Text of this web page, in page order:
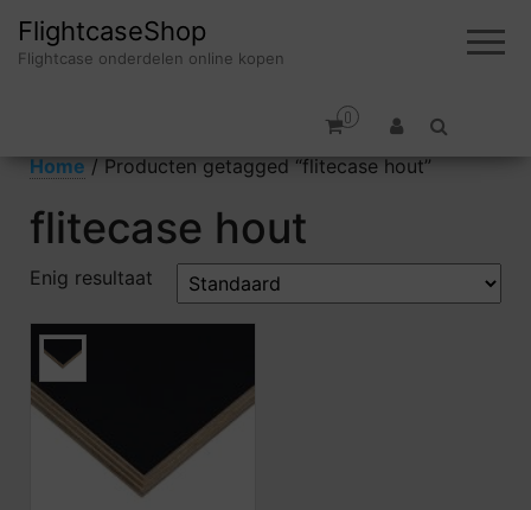
FlightcaseShop
Flightcase onderdelen online kopen
0
Home / Producten getagged “flitecase hout”
flitecase hout
Enig resultaat